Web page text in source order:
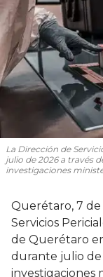
La Dirección de
julio de 2026 a través
investigaciones
Querétaro, 7 de
Servicios
de Querétaro
durante julio de
investigaciones